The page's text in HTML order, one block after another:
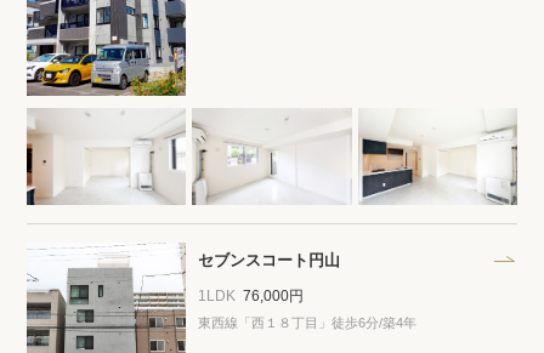
セブンスコート円山
1LDK 76,000円
東西線「西１８丁目」徒歩6分/築4年